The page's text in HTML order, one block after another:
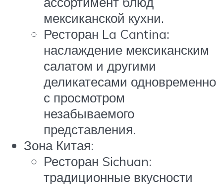
мексиканской кухни.
Ресторан La Cantina:
наслаждение мексиканским
салатом и другими
деликатесами одновременно
с просмотром
незабываемого
представления.
Зона Китая:
Ресторан Sichuan:
традиционные вкусности